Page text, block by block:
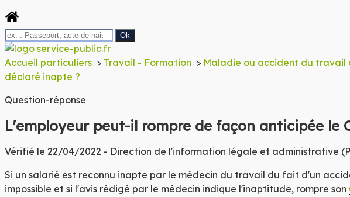
Site
commune
Accueil particuliers > Travail - Formation > Maladie ou accident du travail
déclaré inapte ?
Question-réponse
L'employeur peut-il rompre de façon anticipée le
Vérifié le 22/04/2022 - Direction de l'information légale et administrative
Si un salarié est reconnu inapte par le médecin du travail du fait d'un
impossible et si l'avis rédigé par le médecin indique l'inaptitude, rompre son